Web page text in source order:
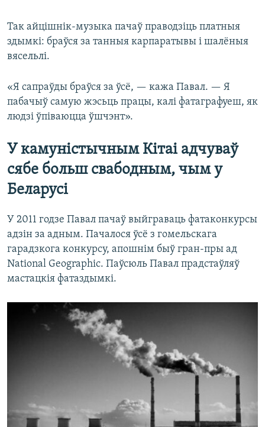
Так айцішнік-музыка пачаў праводзіць платныя
здымкі: браўся за танныя карпаратывы і шалёныя
вясельлі.
«Я сапраўды браўся за ўсё, — кажа Павал. — Я
пабачыў самую жэсьць працы, калі фатаграфуеш, як
людзі ўпіваюцца ўшчэнт».
У камуністычным Кітаі адчуваў
сябе больш свабодным, чым у
Беларусі
У 2011 годзе Павал пачаў выйграваць фатаконкурсы
адзін за адным. Пачалося ўсё з гомельскага
гарадзкога конкурсу, апошнім быў гран-пры ад
National Geographic. Паўсюль Павал прадстаўляў
мастацкія фатаздымкі.